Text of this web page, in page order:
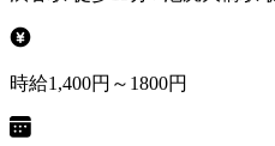
時給1,400円～1800円